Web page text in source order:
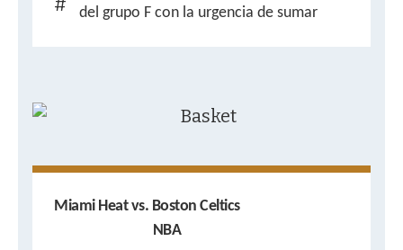
del grupo F con la urgencia de sumar
Miami Heat vs. Boston Celtics
NBA